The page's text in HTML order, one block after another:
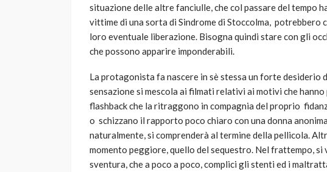
situazione delle altre fanciulle, che col passare del tempo
vittime di una sorta di Sindrome di Stoccolma, potrebbero
loro eventuale liberazione. Bisogna quindi stare con gli
che possono apparire imponderabili.
La protagonista fa nascere in sè stessa un forte
sensazione si mescola ai filmati relativi ai motivi che
flashback che la ritraggono in compagnia del proprio
o schizzano il rapporto poco chiaro con una donna
naturalmente, si comprenderà al termine della pellicola.
momento peggiore, quello del sequestro. Nel frattempo, si
sventura, che a poco a poco, complici gli stenti ed i